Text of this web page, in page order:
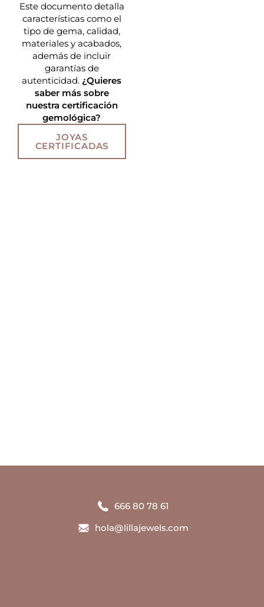
Este documento detalla
características como el
tipo de gema, calidad,
materiales y acabados,
además de incluir
garantías de
autenticidad. ¿Quieres
saber más sobre
nuestra certificación
gemológica?
JOYAS
CERTIFICADAS
666 80 78 61
hola@lillajewels.com